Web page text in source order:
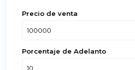
Precio de venta
Porcentaje de Adelanto